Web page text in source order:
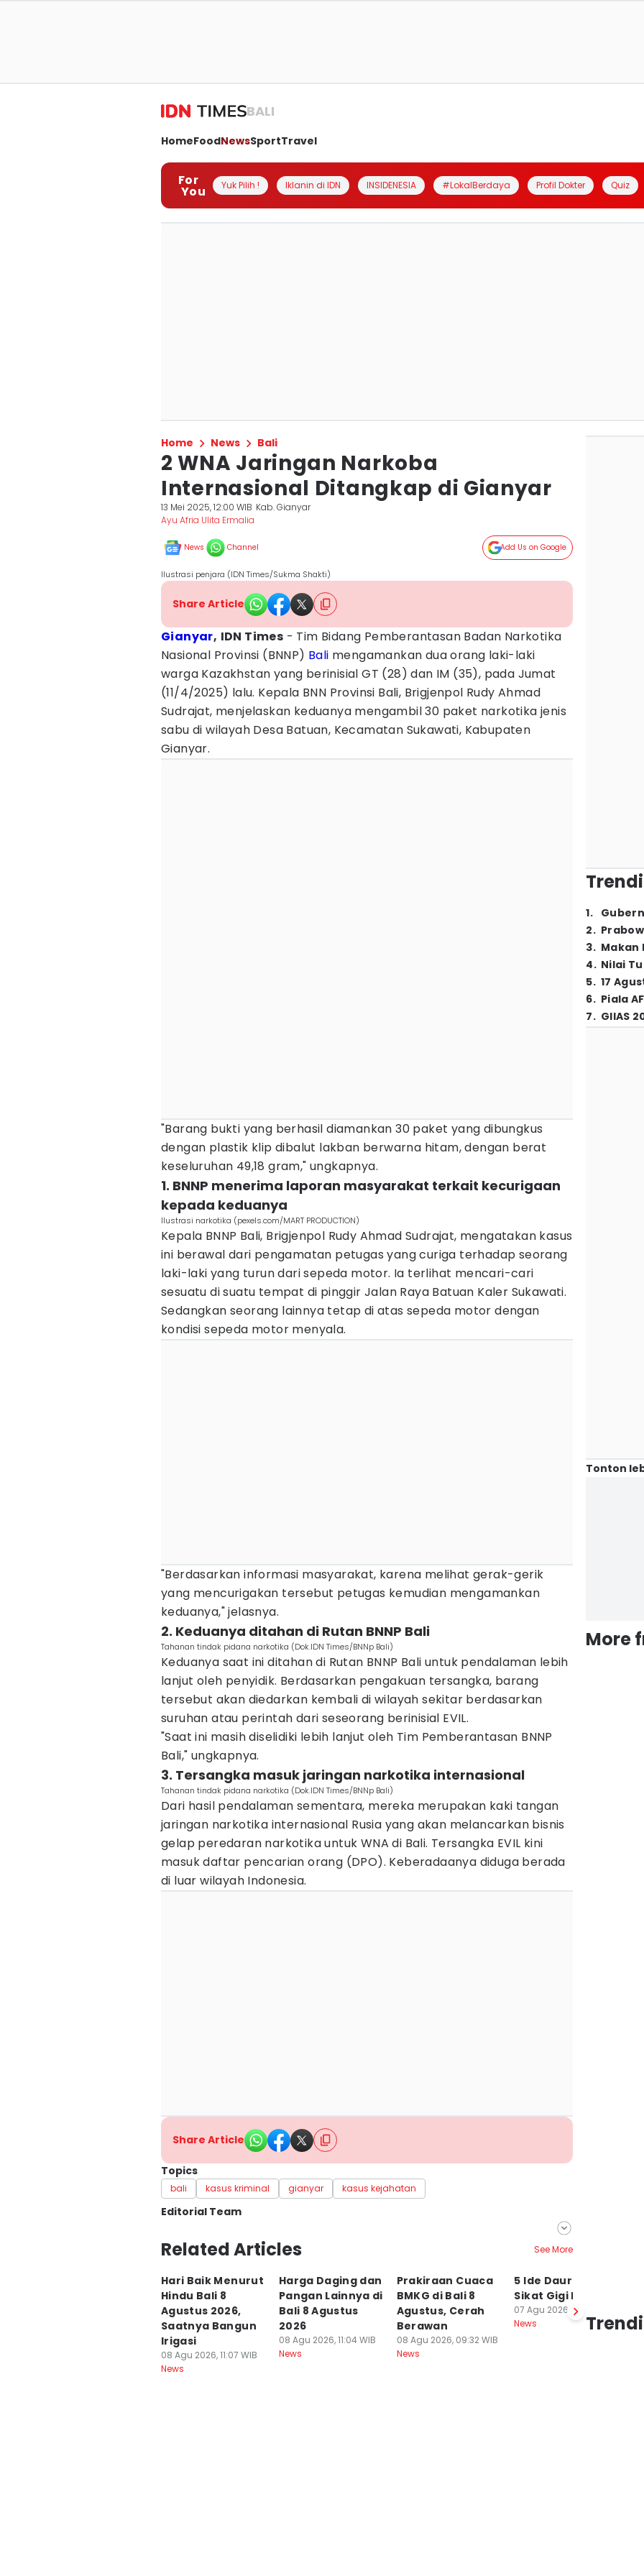
BALI
HomeFoodNewsSportTravel
For
You Yuk Pilih ! Iklanin di IDN INSIDENESIA #LokalBerdaya Profil Dokter Quiz
Home News Bali
2 WNA Jaringan Narkoba
Internasional Ditangkap di Gianyar
13 Mei 2025, 12:00 WIB Kab. Gianyar
Ayu Afria Ulita Ermalia
News Channel Add Us on Google
Ilustrasi penjara (IDN Times/Sukma Shakti)
Share Article
Gianyar, IDN Times - Tim Bidang Pemberantasan Badan Narkotika
Nasional Provinsi (BNNP) Bali mengamankan dua orang laki-laki
warga Kazakhstan yang berinisial GT (28) dan IM (35), pada Jumat
(11/4/2025) lalu. Kepala BNN Provinsi Bali, Brigjenpol Rudy Ahmad
Sudrajat, menjelaskan keduanya mengambil 30 paket narkotika jenis
sabu di wilayah Desa Batuan, Kecamatan Sukawati, Kabupaten
Gianyar.
"Barang bukti yang berhasil diamankan 30 paket yang dibungkus
dengan plastik klip dibalut lakban berwarna hitam, dengan berat
keseluruhan 49,18 gram," ungkapnya.
1. BNNP menerima laporan masyarakat terkait kecurigaan
kepada keduanya
Ilustrasi narkotika (pexels.com/MART PRODUCTION)
Kepala BNNP Bali, Brigjenpol Rudy Ahmad Sudrajat, mengatakan kasus
ini berawal dari pengamatan petugas yang curiga terhadap seorang
laki-laki yang turun dari sepeda motor. Ia terlihat mencari-cari
sesuatu di suatu tempat di pinggir Jalan Raya Batuan Kaler Sukawati.
Sedangkan seorang lainnya tetap di atas sepeda motor dengan
kondisi sepeda motor menyala.
"Berdasarkan informasi masyarakat, karena melihat gerak-gerik
yang mencurigakan tersebut petugas kemudian mengamankan
keduanya," jelasnya.
2. Keduanya ditahan di Rutan BNNP Bali
Tahanan tindak pidana narkotika (Dok.IDN Times/BNNp Bali)
Keduanya saat ini ditahan di Rutan BNNP Bali untuk pendalaman lebih
lanjut oleh penyidik. Berdasarkan pengakuan tersangka, barang
tersebut akan diedarkan kembali di wilayah sekitar berdasarkan
suruhan atau perintah dari seseorang berinisial EVIL.
"Saat ini masih diselidiki lebih lanjut oleh Tim Pemberantasan BNNP
Bali," ungkapnya.
3. Tersangka masuk jaringan narkotika internasional
Tahanan tindak pidana narkotika (Dok.IDN Times/BNNp Bali)
Dari hasil pendalaman sementara, mereka merupakan kaki tangan
jaringan narkotika internasional Rusia yang akan melancarkan bisnis
gelap peredaran narkotika untuk WNA di Bali. Tersangka EVIL kini
masuk daftar pencarian orang (DPO). Keberadaanya diduga berada
di luar wilayah Indonesia.
Share Article
Topics
bali kasus kriminal gianyar kasus kejahatan
Editorial Team
Editor
Ayu Afria Ulita Ermalia
Editor
Irma Yudistirani
Related Articles See More
Hari Baik Menurut
Hindu Bali 8
Agustus 2026,
Saatnya Bangun
Irigasi
08 Agu 2026, 11:07 WIB
News
Harga Daging dan
Pangan Lainnya di
Bali 8 Agustus
2026
08 Agu 2026, 11:04 WIB
News
Prakiraan Cuaca
BMKG di Bali 8
Agustus, Cerah
Berawan
08 Agu 2026, 09:32 WIB
News
5 Ide Daur Ulang
Sikat Gigi Bekas
07 Agu 2026, 21:30 WIB
News
1.
2.
3. Makan
4. Nilai
5. 17
6. Piala
7. GIIAS
Tonton
More